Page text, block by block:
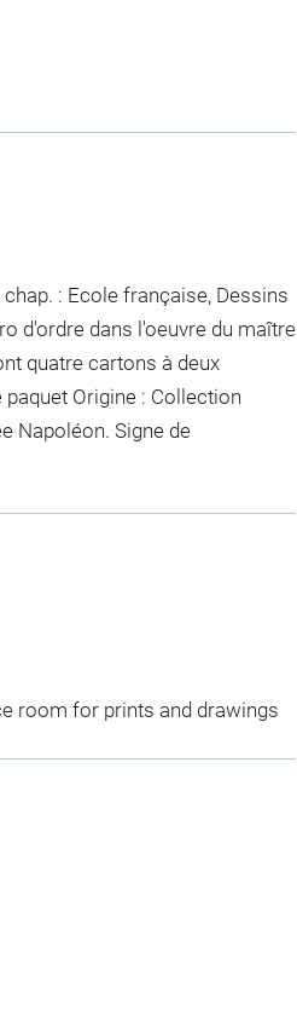
: Ecole française, Dessins
d'ordre dans l'oeuvre du maître
quatre cartons à deux
paquetOrigine : Collection
Napoléon. Signe de
room for prints and drawings